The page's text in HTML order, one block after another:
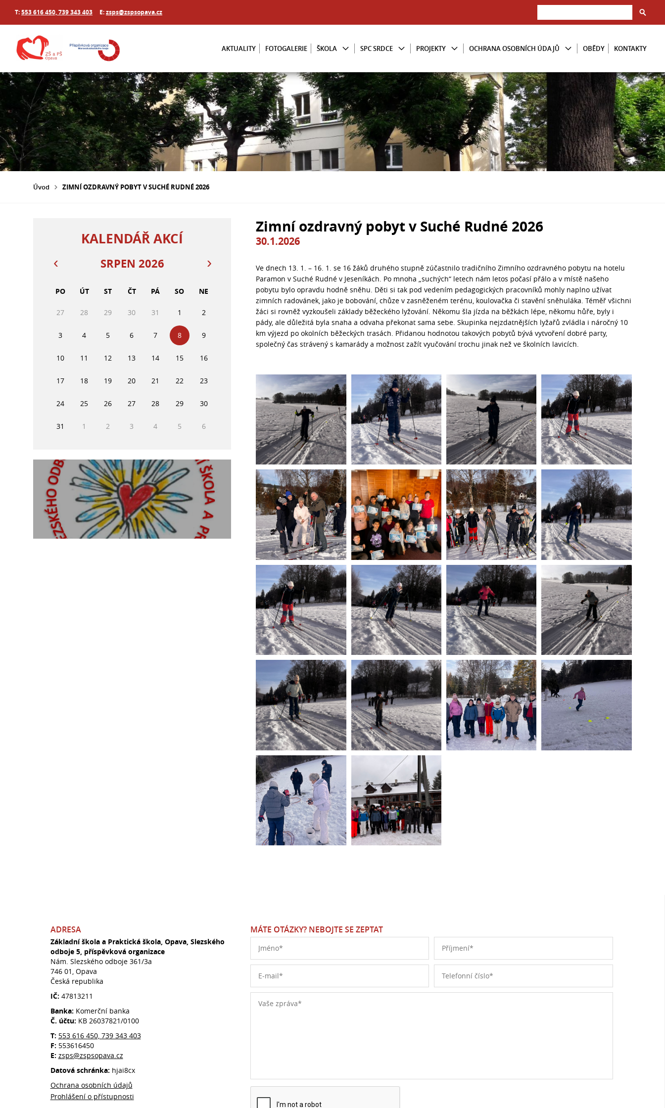
T:553 616 450, 739 343 403 E:zsps@zspsopava.cz
AKTUALITY FOTOGALERIE ŠKOLA SPC SRDCE PROJEKTY OCHRANA OSOBNÍCH ÚDAJŮ OBĚDY KONTAKTY
Úvod ZIMNÍ OZDRAVNÝ POBYT V SUCHÉ RUDNÉ 2026
Zimní ozdravný pobyt v Suché Rudné 2026
30.1.2026
Ve dnech 13. 1. – 16. 1. se 16 žáků druhého stupně zúčastnilo tradičního Zimního ozdravného pobytu na hotelu
Paramon v Suché Rudné v Jeseníkách. Po mnoha „suchých“ letech nám letos počasí přálo a v místě našeho
pobytu bylo opravdu hodně sněhu. Děti si tak pod vedením pedagogických pracovníků mohly naplno užívat
zimních radovánek, jako je bobování, chůze v zasněženém terénu, koulovačka či stavění sněhuláka. Téměř všichni
žáci si rovněž vyzkoušeli základy běžeckého lyžování. Někomu šla jízda na běžkách lépe, někomu hůře, byly i
pády, ale důležitá byla snaha a odvaha překonat sama sebe. Skupinka nejzdatnějších lyžařů zvládla i náročný 10
km výjezd po okolních běžeckých trasách. Přidanou hodnotou takových pobytů bývá vytvoření dobré party,
společný čas strávený s kamarády a možnost zažít vyučování trochu jinak než ve školních lavicích.
KALENDÁŘ AKCÍ
SRPEN 2026
PO ÚT ST ČT PÁ SO NE
27 28 29 30 31 1 2
3 4 5 6 7 8 9
10 11 12 13 14 15 16
17 18 19 20 21 22 23
24 25 26 27 28 29 30
31 1 2 3 4 5 6
ADRESA
Základní škola a Praktická škola, Opava, Slezského
odboje 5, příspěvková organizace
Nám. Slezského odboje 361/3a
746 01, Opava
Česká republika
IČ: 47813211
Banka: Komerční banka
Č. účtu: KB 26037821/0100
T: 553 616 450, 739 343 403
F: 553616450
E: zsps@zspsopava.cz
Datová schránka: hjai8cx
Ochrana osobních údajů
Prohlášení o přístupnosti
MÁTE OTÁZKY? NEBOJTE SE ZEPTAT